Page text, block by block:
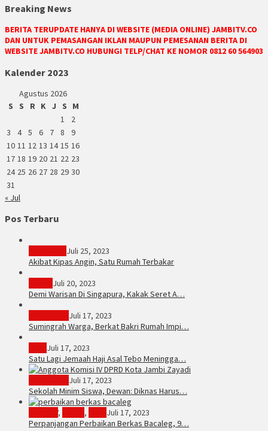
Breaking News
BERITA TERUPDATE HANYA DI WEBSITE (MEDIA ONLINE) JAMBITV.CO
DAN UNTUK PEMASANGAN IKLAN MAUPUN PEMESANAN BERITA DI
WEBSITE JAMBITV.CO HUBUNGI TELP/CHAT KE NOMOR 0812 60 564903
Kalender 2023
Agustus 2026
S
S R K J S
M
1
2
3
4 5 6 7 8
9
10 11 12 13 14 15 16
17 18 19 20 21 22 23
24 25 26 27 28 29 30
31
« Jul
Pos Terbaru
Juli 25, 2023
Akibat Kipas Angin, Satu Rumah Terbakar
Juli 20, 2023
Demi Warisan Di Singapura, Kakak Seret A…
Juli 17, 2023
Sumingrah Warga, Berkat Bakri Rumah Impi…
Juli 17, 2023
Satu Lagi Jemaah Haji Asal Tebo Meningga…
Juli 17, 2023
Sekolah Minim Siswa, Dewan: Diknas Harus…
, ,
Juli 17, 2023
Perpanjangan Perbaikan Berkas Bacaleg, 9…